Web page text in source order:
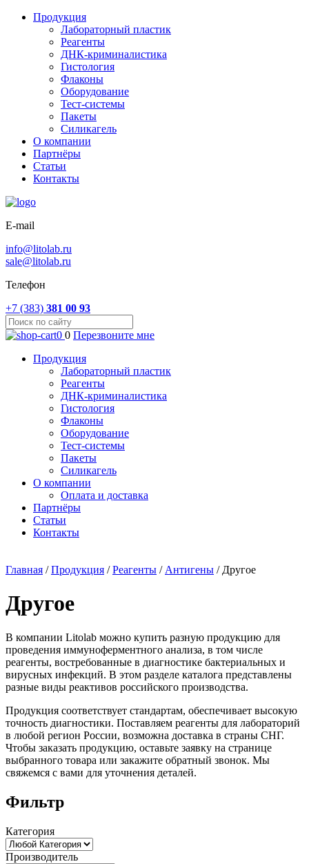
Продукция
Лабораторный пластик
Реагенты
ДНК-криминалистика
Гистология
Флаконы
Оборудование
Тест-системы
Пакеты
Силикагель
О компании
Партнёры
Статьи
Контакты
E-mail
info@litolab.ru
sale@litolab.ru
Телефон
+7 (383) 381 00 93
0 0 Перезвоните мне
Продукция
Лабораторный пластик
Реагенты
ДНК-криминалистика
Гистология
Флаконы
Оборудование
Тест-системы
Пакеты
Силикагель
О компании
Оплата и доставка
Партнёры
Статьи
Контакты
Главная /Продукция /Реагенты / Антигены / Другое
Другое
В компании Litolab можно купить разную продукцию для
проведения иммуноферментного анализа, в том числе
реагенты, востребованные в диагностике бактериальных и
вирусных инфекций. В этом разделе каталога представлены
разные виды реактивов российского производства.
Продукция соответствует стандартам, обеспечивает высокую
точность диагностики. Поставляем реагенты для лабораторий
в любой регион России, возможна доставка в страны СНГ.
Чтобы заказать продукцию, оставьте заявку на странице
выбранного товара или закажите обратный звонок. Мы
свяжемся с вами для уточнения деталей.
Фильтр
Категория
Производитель